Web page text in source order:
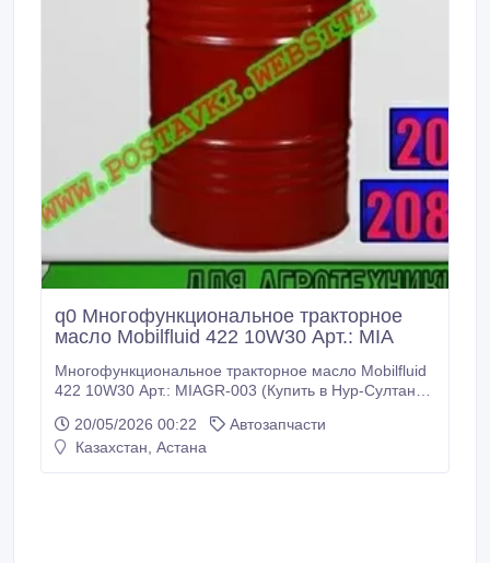
q0 Многофункциональное тракторное
масло Mobilfluid 422 10W30 Арт.: MIA
Многофункциональное тракторное масло Mobilfluid
422 10W30 Арт.: MIAGR-003 (Купить в Нур-Султане/
многофункциональное тракторное масло с очень
высокими эксплуатационными характеристиками,
20/05/2026 00:22
Автозапчасти
Казахстан, Астана